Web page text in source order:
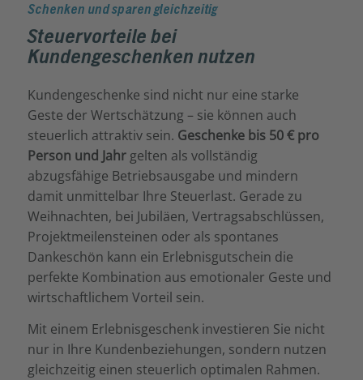
Schenken und sparen gleichzeitig
Steuervorteile bei
Kundengeschenken nutzen
Kundengeschenke sind nicht nur eine starke
Geste der Wertschätzung – sie können auch
steuerlich attraktiv sein. Geschenke bis 50 € pro
Person und Jahrgelten als vollständig
abzugsfähige Betriebsausgabe und mindern
damit unmittelbar Ihre Steuerlast. Gerade zu
Weihnachten, bei Jubiläen, Vertragsabschlüssen,
Projektmeilensteinen oder als spontanes
Dankeschön kann ein Erlebnisgutschein die
perfekte Kombination aus emotionaler Geste und
wirtschaftlichem Vorteil sein.
Mit einem Erlebnisgeschenk investieren Sie nicht
nur in Ihre Kundenbeziehungen, sondern nutzen
gleichzeitig einen steuerlich optimalen Rahmen.